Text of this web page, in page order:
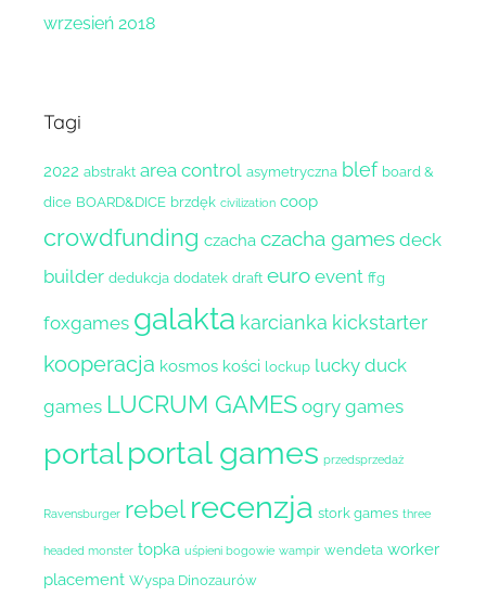
wrzesień 2018
Tagi
2022 abstrakt area control asymetryczna blef board &
dice BOARD&DICE brzdęk civilization coop
crowdfunding czacha czacha games deck
builder dedukcja dodatek draft euro event ffg
foxgames galakta karcianka kickstarter
kooperacja kosmos kości lockup lucky duck
games LUCRUM GAMES ogry games
portalportal games przedsprzedaż
Ravensburger rebel recenzja stork games three
headed monster topka uśpieni bogowie wampir wendeta worker
placement Wyspa Dinozaurów